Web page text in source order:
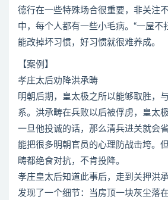
德行在一些特殊场合很重要，非关注
中，每个人都有一些小毛病。“一屋不
能改掉坏习惯，好习惯就很难养成。
【案例】
孝庄太后劝降洪承畴
明朝后期，皇太极之所以能够取胜，
系。洪承畴在兵败以后被俘虏，皇太
一旦他投诚的话，那么清兵进关就会
能把很多明朝官员的心理防战击垮。
畴都绝食对抗，不肯投降。
孝庄皇太后知道此事后，走到关押洪
发现了一个细节：当房顶一块灰尘落